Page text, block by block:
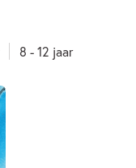
8 - 12 jaar